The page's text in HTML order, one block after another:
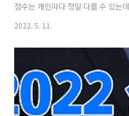
점수는 개인마다 정말 다를 수 있는
어 연애 언어능력 고사 점수를 한 번
사람들의 생각은 어떻게 다른지 한
애능력 고사 문제 연애 능력고사 문
요, 간단한 4-5문항으로 이루어져
어볼 수 있습니다. 간단한 문제 같
번쯤은 생각해봐야 하는 문제일 수
2022. 5. 11.